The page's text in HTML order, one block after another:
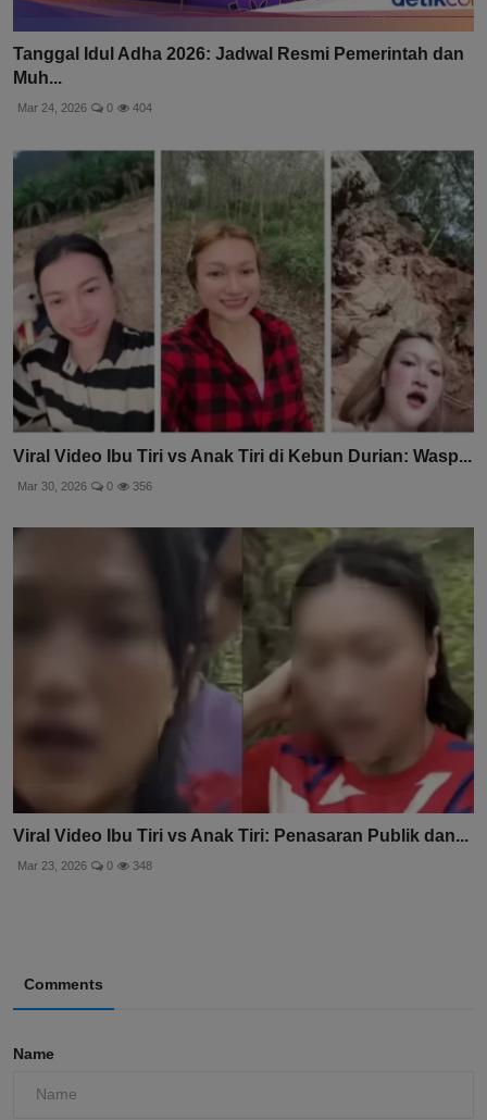
Tanggal Idul Adha 2026: Jadwal Resmi Pemerintah dan
Muh...
Mar 24, 2026 0 404
Viral Video Ibu Tiri vs Anak Tiri di Kebun Durian: Wasp...
Mar 30, 2026 0 356
Viral Video Ibu Tiri vs Anak Tiri: Penasaran Publik dan...
Mar 23, 2026 0 348
Comments
Name